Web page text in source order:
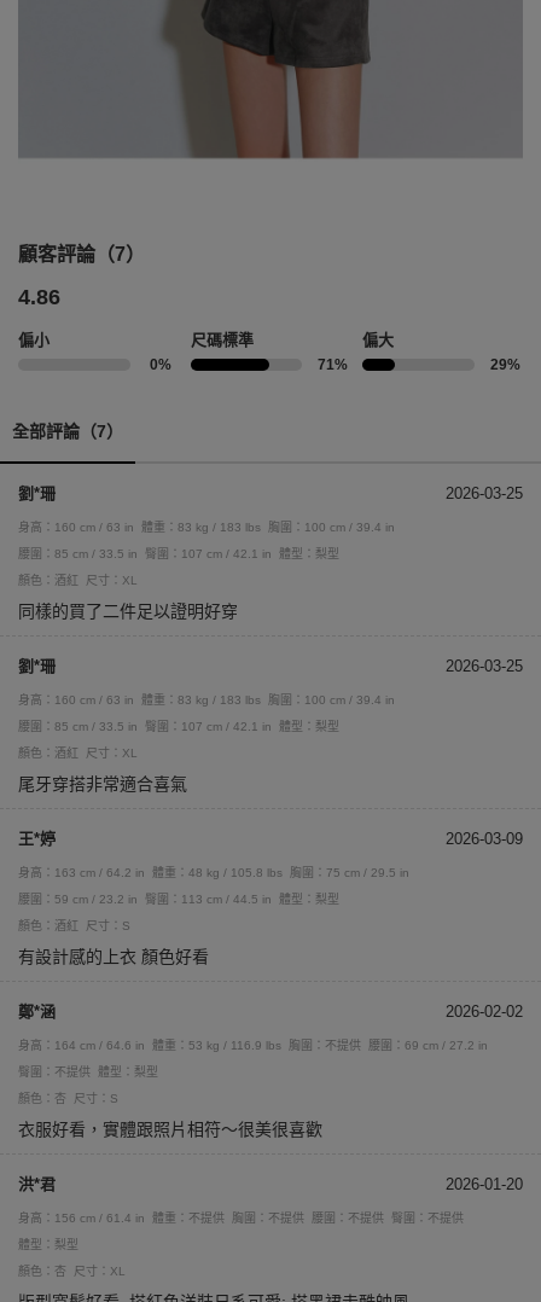
顧客評論（7）
4.86
偏小
0%
尺碼標準
71%
偏大
29%
全部評論（7）
劉*珊 2026-03-25
身高：160 cm / 63 in 體重：83 kg / 183 lbs
胸圍：100 cm / 39.4 in
腰圍：85 cm / 33.5 in
臀圍：107 cm / 42.1 in
體型：梨型
顏色：酒紅
尺寸：XL
同樣的買了二件足以證明好穿
劉*珊 2026-03-25
身高：160 cm / 63 in 體重：83 kg / 183 lbs
胸圍：100 cm / 39.4 in
腰圍：85 cm / 33.5 in
臀圍：107 cm / 42.1 in
體型：梨型
顏色：酒紅
尺寸：XL
尾牙穿搭非常適合喜氣
王*婷 2026-03-09
身高：163 cm / 64.2 in 體重：48 kg / 105.8 lbs
胸圍：75 cm / 29.5 in
腰圍：59 cm / 23.2 in
臀圍：113 cm / 44.5 in
體型：梨型
顏色：酒紅
尺寸：S
有設計感的上衣 顏色好看
鄭*涵 2026-02-02
身高：164 cm / 64.6 in 體重：53 kg / 116.9 lbs 胸圍：不提供
腰圍：69 cm / 27.2 in
臀圍：不提供
體型：梨型
顏色：杏
尺寸：S
衣服好看，實體跟照片相符～很美很喜歡
洪*君 2026-01-20
身高：156 cm / 61.4 in 體重：不提供 胸圍：不提供 腰圍：不提供
臀圍：不提供
體型：梨型
顏色：杏
尺寸：XL